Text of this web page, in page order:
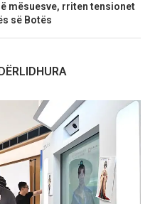
mësuesve, rriten tensionet
së Botës